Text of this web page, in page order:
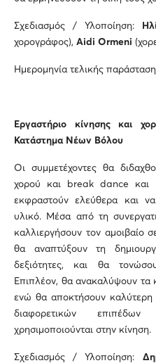
Σχεδιασμός / Υλοποίηση:
χορογράφος), Aidi Ormeni
Ημερομηνία τελικής
Εργαστήριο κίνησης και
Κατάστημα Νέων Βόλου
Οι συμμετέχοντες θα
χορού και break dance και
εκφραστούν ελεύθερα και
υλικό. Μέσα από τη
καλλιεργήσουν τον αμοιβαίο
θα αναπτύξουν τη
δεξιότητες, και θα
Επιπλέον, θα ανακαλύψουν τα
ενώ θα αποκτήσουν
διαφορετικών
χρησιμοποιούνται στην κίνηση.
Σχεδιασμός / Υλοποίηση: